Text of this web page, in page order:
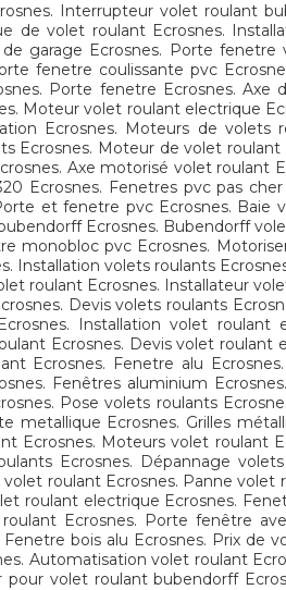
Interrupteur volet roulant
de volet roulant Ecrosnes.
garage Ecrosnes. Porte
fenetre coulissante pvc
Porte fenetre Ecrosnes.
Moteur volet roulant electrique
Ecrosnes. Moteurs de volets
Ecrosnes. Moteur de volet
Axe motorisé volet roulant
Ecrosnes. Fenetres pvc pas
et fenetre pvc Ecrosnes.
Ecrosnes. Bubendorff
monobloc pvc Ecrosnes.
Installation volets roulants
roulant Ecrosnes. Installateur
Devis volets roulants
Installation volet roulant
Ecrosnes. Devis volet
Ecrosnes. Fenetre alu
Fenêtres aluminium
Pose volets roulants
metallique Ecrosnes. Grilles
Ecrosnes. Moteurs volet roulant
Ecrosnes. Dépannage
roulant Ecrosnes. Panne
roulant electrique Ecrosnes.
Ecrosnes. Porte fenêtre
bois alu Ecrosnes. Prix de
Automatisation volet roulant
volet roulant bubendorff